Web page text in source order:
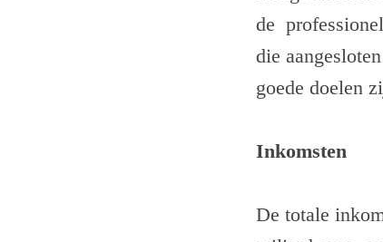
de
die
goede doelen
Inkomsten
De totale